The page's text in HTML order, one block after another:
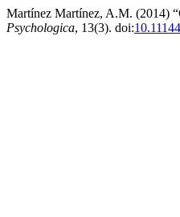
Martínez Martínez, A.M. (2014)
Psychologica, 13(3). doi: